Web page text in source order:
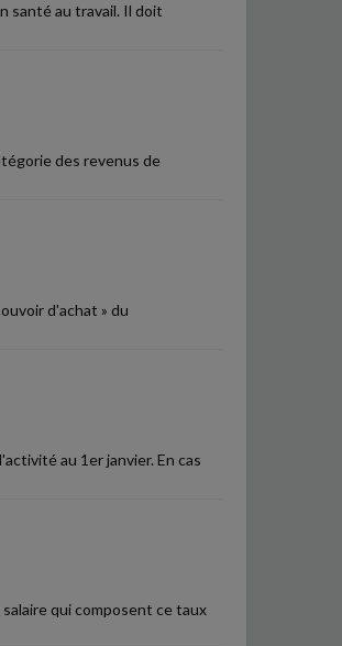
santé au travail. Il doit
des revenus de
d'achat » du
au 1er janvier. En cas
qui composent ce taux